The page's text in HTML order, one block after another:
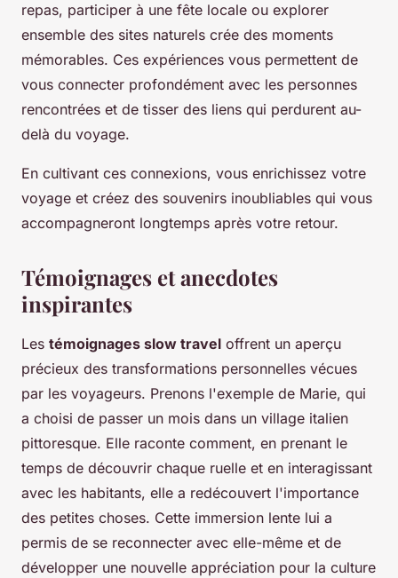
repas, participer à une fête locale ou explorer
ensemble des sites naturels crée des moments
mémorables. Ces expériences vous permettent de
vous connecter profondément avec les personnes
rencontrées et de tisser des liens qui perdurent au-
delà du voyage.
En cultivant ces connexions, vous enrichissez votre
voyage et créez des souvenirs inoubliables qui vous
accompagneront longtemps après votre retour.
Témoignages et anecdotes
inspirantes
Les témoignages slow travel offrent un aperçu
précieux des transformations personnelles vécues
par les voyageurs. Prenons l'exemple de Marie, qui
a choisi de passer un mois dans un village italien
pittoresque. Elle raconte comment, en prenant le
temps de découvrir chaque ruelle et en interagissant
avec les habitants, elle a redécouvert l'importance
des petites choses. Cette immersion lente lui a
permis de se reconnecter avec elle-même et de
développer une nouvelle appréciation pour la culture